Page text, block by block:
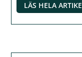
LÄS HELA